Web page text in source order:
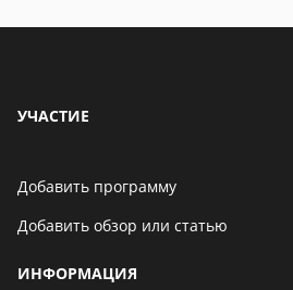
УЧАСТИЕ
Добавить программу
Добавить обзор или статью
ИНФОРМАЦИЯ